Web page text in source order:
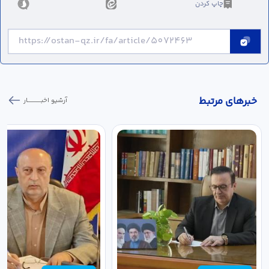
چاپ کردن
خبر‌های مرتبط آرشیو اخبـــــــــــار